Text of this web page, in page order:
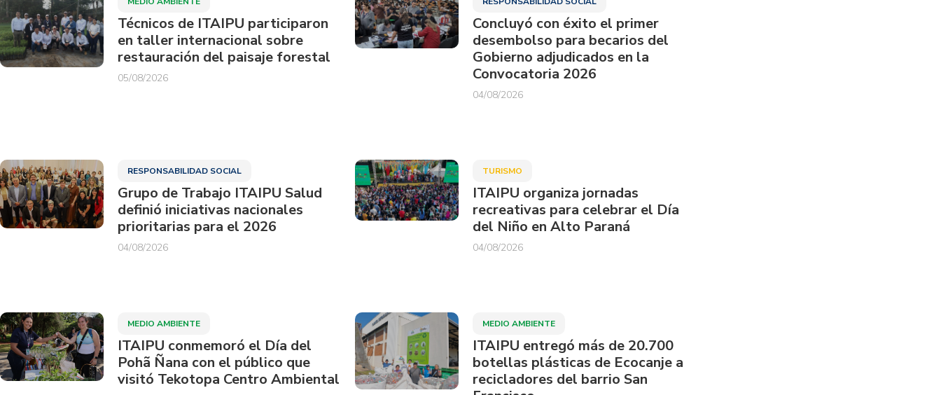
Técnicos de ITAIPU participaron
en taller internacional sobre
restauración del paisaje forestal
05/08/2026
Concluyó con éxito el primer
desembolso para becarios del
Gobierno adjudicados en la
Convocatoria 2026
04/08/2026
RESPONSABILIDAD SOCIAL
Grupo de Trabajo ITAIPU Salud
definió iniciativas nacionales
prioritarias para el 2026
04/08/2026
TURISMO
ITAIPU organiza jornadas
recreativas para celebrar el Día
del Niño en Alto Paraná
04/08/2026
MEDIO AMBIENTE
ITAIPU conmemoró el Día del
Pohã Ñana con el público que
visitó Tekotopa Centro Ambiental
MEDIO AMBIENTE
ITAIPU entregó más de 20.700
botellas plásticas de Ecocanje a
recicladores del barrio San